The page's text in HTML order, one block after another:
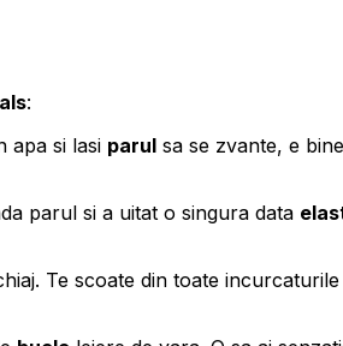
:
apa si lasi parul sa se zvante, e
parul si a uitat o singura data
Te scoate din toate